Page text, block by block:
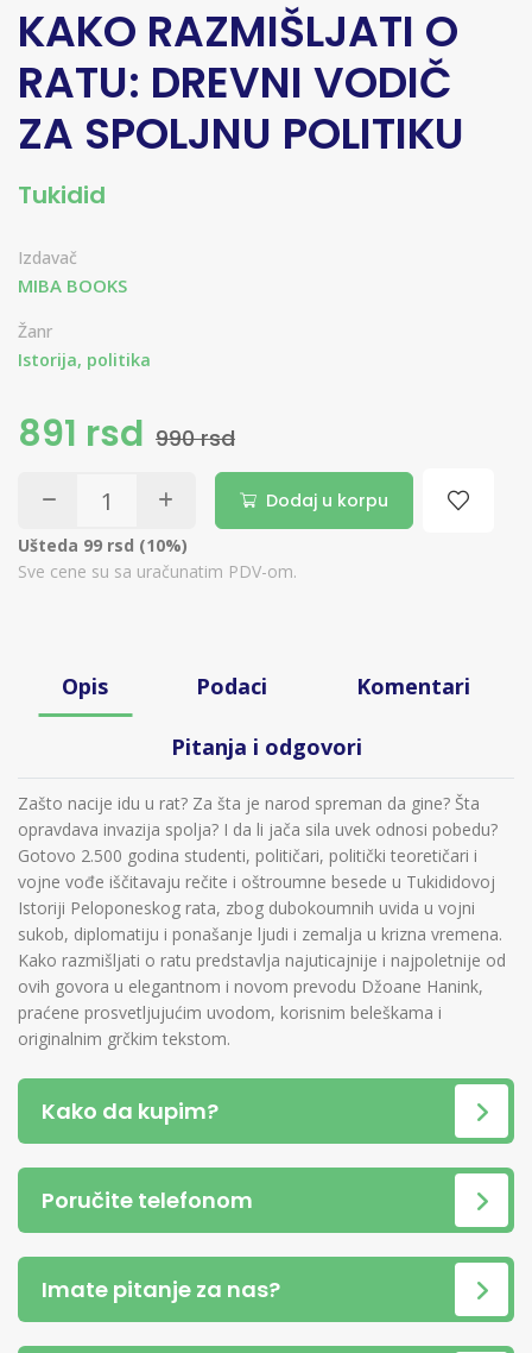
KAKO RAZMIŠLJATI O
RATU: DREVNI VODIČ
ZA SPOLJNU POLITIKU
Tukidid
Izdavač
MIBA BOOKS
Žanr
Istorija, politika
891 rsd 990 rsd
Dodaj u korpu
Ušteda 99 rsd (10%)
Sve cene su sa uračunatim PDV-om.
Opis Podaci Komentari
Pitanja i odgovori
Zašto nacije idu u rat? Za šta je narod spreman da gine? Šta
opravdava invazija spolja? I da li jača sila uvek odnosi pobedu?
Gotovo 2.500 godina studenti, političari, politički teoretičari i
vojne vođe iščitavaju rečite i oštroumne besede u Tukididovoj
Istoriji Peloponeskog rata, zbog dubokoumnih uvida u vojni
sukob, diplomatiju i ponašanje ljudi i zemalja u krizna vremena.
Kako razmišljati o ratu predstavlja najuticajnije i najpoletnije od
ovih govora u elegantnom i novom prevodu Džoane Hanink,
praćene prosvetljujućim uvodom, korisnim beleškama i
originalnim grčkim tekstom.
Kako da kupim?
Poručite telefonom
Imate pitanje za nas?